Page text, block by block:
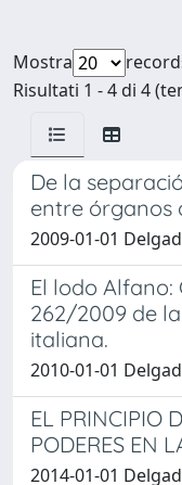
Mostra
Risultati 1 - 4 di 4
De la
entre órganos
2009-01-01
El lodo
262/2009 de
italiana.
2010-01-01
EL PRINCIPIO
PODERES EN
2014-01-01